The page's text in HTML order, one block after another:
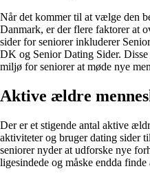
Når det kommer til at vælge den
Danmark, er der flere faktorer at
sider for seniorer inkluderer
DK og Senior Dating Sider.
miljø for seniorer at møde nye
Aktive ældre
Der er et stigende antal aktive
aktiviteter og bruger dating sider
seniorer nyder at udforske nye
ligesindede og måske endda